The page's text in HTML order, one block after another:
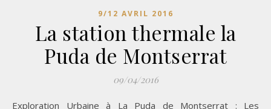
9/12 AVRIL 2016
La station thermale la
Puda de Montserrat
09/04/2016
Exploration Urbaine à La Puda de Montserrat : Les